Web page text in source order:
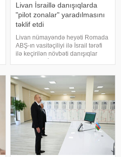
Livan İsraillə danışıqlarda
"pilot zonalar" yaradılmasını
təklif etdi
Livan nümayəndə heyəti Romada
ABŞ-ın vasitəçiliyi ilə İsrail tərəfi
ilə keçirilən növbəti danışıqlar
yaradılmasını müzakirəyə təklif
edib. Bu barəd